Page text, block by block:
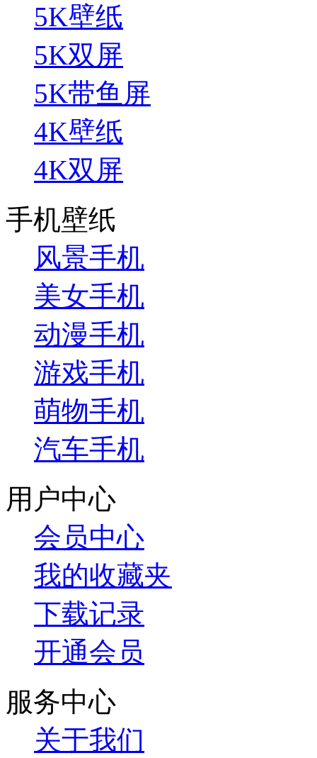
5K壁纸
5K双屏
5K带鱼屏
4K壁纸
4K双屏
手机壁纸
风景手机
美女手机
动漫手机
游戏手机
萌物手机
汽车手机
用户中心
会员中心
我的收藏夹
下载记录
开通会员
服务中心
关于我们